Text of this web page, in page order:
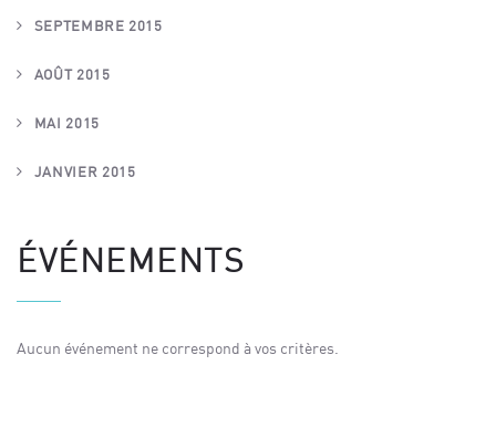
SEPTEMBRE 2015
AOÛT 2015
MAI 2015
JANVIER 2015
ÉVÉNEMENTS
Aucun événement ne correspond à vos critères.